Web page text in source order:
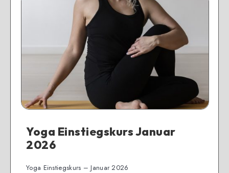
Yoga Einstiegskurs Januar
2026
Yoga Einstiegskurs – Januar 2026